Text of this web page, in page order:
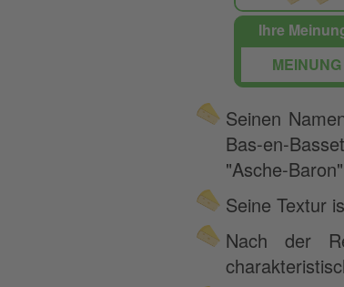
Ihre
Seinen
Bas-en-
"Asche-
Seine Textur
Nach der